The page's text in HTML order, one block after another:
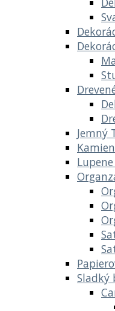
Jemný
Sladký